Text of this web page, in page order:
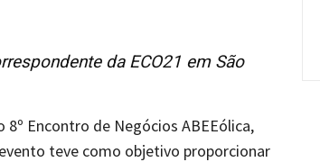
da ECO21 em São
Encontro de Negócios ABEEólica,
teve como objetivo proporcionar